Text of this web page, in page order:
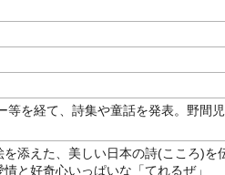
を経て、詩集や童話を発表。野間児
添えた、美しい日本の詩(こころ)を
と好奇心いっぱいな「てれるぜ」